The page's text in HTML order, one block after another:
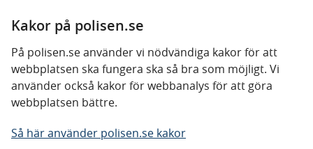
Kakor på polisen.se
På polisen.se använder vi nödvändiga kakor för att
webbplatsen ska fungera ska så bra som möjligt. Vi
använder också kakor för webbanalys för att göra
webbplatsen bättre.
Så här använder polisen.se kakor